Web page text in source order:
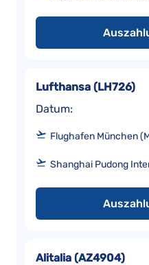
Datum:
Lufthansa (LH726)
Flughafen München
Shanghai Pudong
Alitalia (AZ4904)